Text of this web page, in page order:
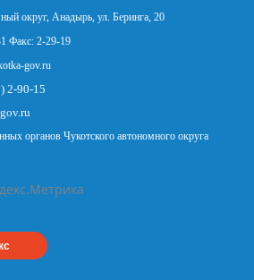
округ, Анадырь, ул. Беринга, 20
Факс: 2-29-19
gov.ru
2-90-15
органов Чукотского автономного округа